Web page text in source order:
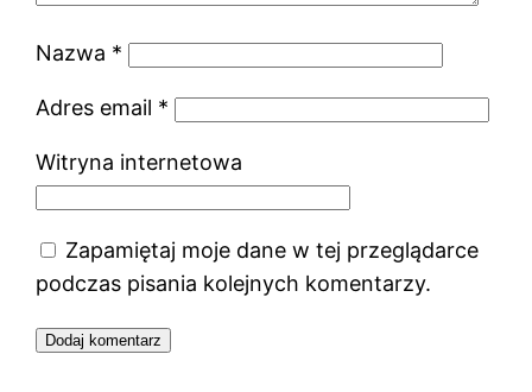
Nazwa *
Adres email *
Witryna internetowa
Zapamiętaj moje dane w tej przeglądarce
podczas pisania kolejnych komentarzy.